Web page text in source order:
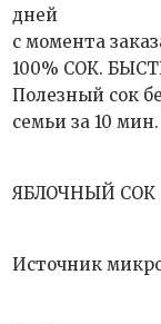
дней
с момента
100% СОК.
Полезный сок
семьи за 10 мин.
ЯБЛОЧНЫЙ СОК
Источник